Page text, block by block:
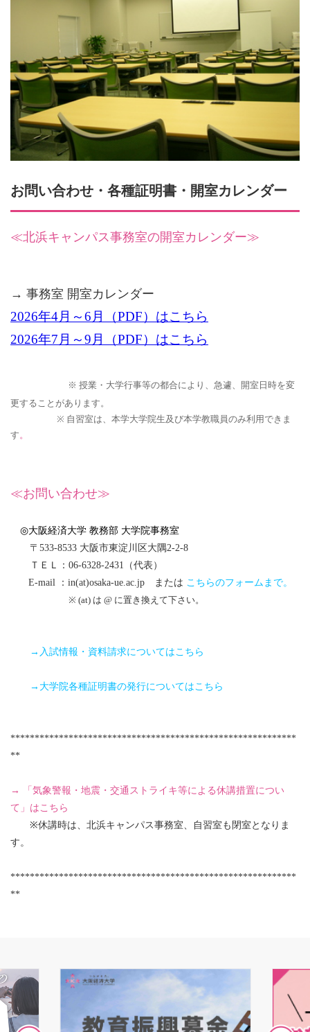
お問い合わせ・各種証明書・開室カレンダー
≪北浜キャンパス事務室の開室カレンダー≫
→ 事務室 開室カレンダー
2026年4月～6月（PDF）はこちら
2026年7月～9月（PDF）はこちら
※ 授業・大学行事等の都合により、急遽、開室日時を変
更することがあります。
※ 自習室は、本学大学院生及び本学教職員のみ利用できま
す。
≪お問い合わせ≫
◎大阪経済大学 教務部 大学院事務室
〒533-8533 大阪市東淀川区大隅2‐2‐8
ＴＥＬ：06-6328-2431（代表）
E-mail ：in(at)osaka-ue.ac.jp または こちらのフォームまで。
※ (at) は @ に置き換えて下さい。
→入試情報・資料請求についてはこちら
→大学院各種証明書の発行についてはこちら
***********************************************************
**
→ 「気象警報・地震・交通ストライキ等による休講措置につい
て」はこちら
※休講時は、北浜キャンパス事務室、自習室も閉室となりま
す。
***********************************************************
**